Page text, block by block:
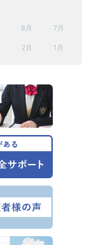
8月 7月
2月 1月